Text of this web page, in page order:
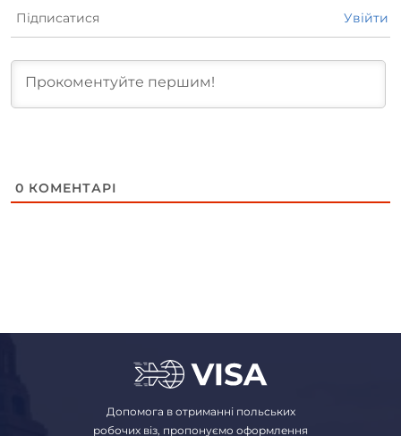
Підписатися Увійти
0 КОМЕНТАРІ
Допомога в отриманні польських
робочих віз, пропонуємо оформлення